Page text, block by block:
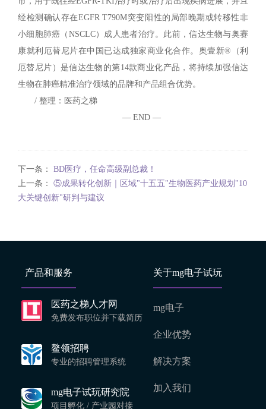
经检测确认存在EGFR T790M突变阳性的局部晚期或转移性非
小细胞肺癌（NSCLC）成人患者治疗。此前，信达生物与奥赛
康就利厄替尼片在中国已达成独家商业化合作。奥壹新®（利
厄替尼片）是信达生物的第14款商业化产品，将持续加强信达
生物在肺癌精准治疗领域的品牌和产品组合优势。
/ 整理：医药之梯
— END —
下一条： BD医疗，任命高级副总裁！
上一条： ⑤成果转化创新｜区域"十五五"生物医药产业规划"10
大关键创新"研判与建议
产品和服务
医药之梯人才网
免费发布职位并下载简历
鳌领招聘
专业的招聘管理系统
mg电子试玩研究院
项目孵化 / 产业园对接
关于mg电子试玩
mg电子
企业优势
解决方案
加入我们